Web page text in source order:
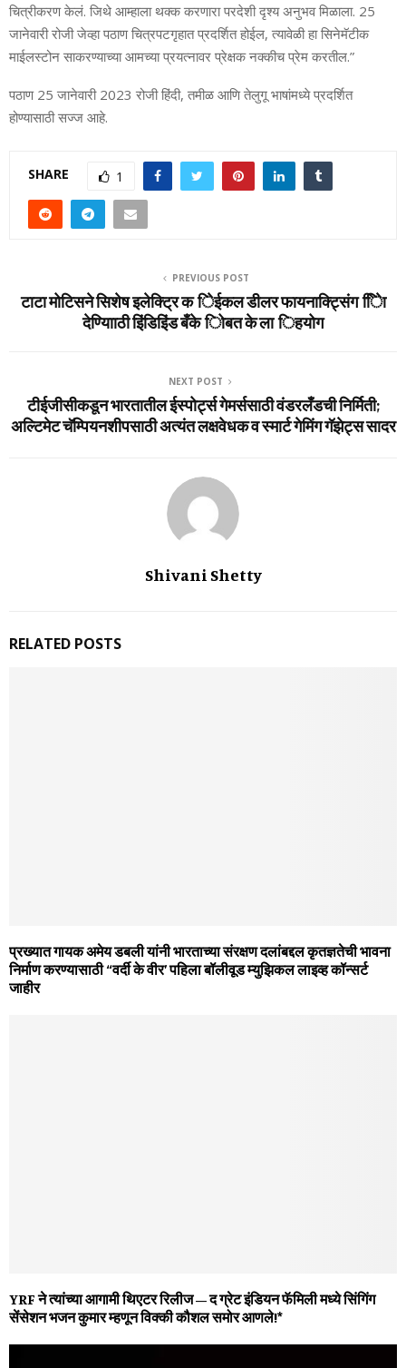
चित्रीकरण केलं. जिथे आम्हाला थक्क करणारा परदेशी दृश्य अनुभव मिळाला. 25
जानेवारी रोजी जेव्हा पठाण चित्रपटगृहात प्रदर्शित होईल, त्यावेळी हा सिनेमॅटीक
माईलस्टोन साकरण्याच्या आमच्या प्रयत्नावर प्रेक्षक नक्कीच प्रेम करतील.”
पठाण 25 जानेवारी 2023 रोजी हिंदी, तमीळ आणि तेलुगू भाषांमध्ये प्रदर्शित
होण्यासाठी सज्ज आहे.
SHARE 1
PREVIOUS POST
टाटा मोटिसने सिशेष इलेक्ट्रि क िेईकल डीलर फायनाक्ट्सिंग िेिा
देण्‍यािाठी इिंडिइिंड बँके िोबत के ला िहयोग
NEXT POST
टीईजीसीकडून भारतातील ईस्‍पोर्ट्स गेमर्ससाठी वंडरलँडची निर्मिती;
अल्टिमेट चॅम्पियनशीपसाठी अत्‍यंत लक्षवेधक व स्‍मार्ट गेमिंग गॅझेट्स सादर
Shivani Shetty
RELATED POSTS
प्रख्यात गायक अमेय डबली यांनी भारताच्या संरक्षण दलांबद्दल कृतज्ञतेची भावना
निर्माण करण्यासाठी “वर्दी के वीर’ पहिला बॉलीवूड म्युझिकल लाइव्ह कॉन्सर्ट
जाहीर
YRF ने त्यांच्या आगामी थिएटर रिलीज – द ग्रेट इंडियन फॅमिली मध्ये सिंगिंग
सेंसेशन भजन कुमार म्हणून विक्की कौशल समोर आणले!*